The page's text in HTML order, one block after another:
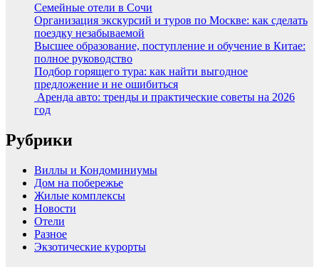
Семейные отели в Сочи
Организация экскурсий и туров по Москве: как сделать
поездку незабываемой
Высшее образование, поступление и обучение в Китае:
полное руководство
Подбор горящего тура: как найти выгодное
предложение и не ошибиться
Аренда авто: тренды и практические советы на 2026
год
Рубрики
Виллы и Кондоминиумы
Дом на побережье
Жилые комплексы
Новости
Отели
Разное
Экзотические курорты